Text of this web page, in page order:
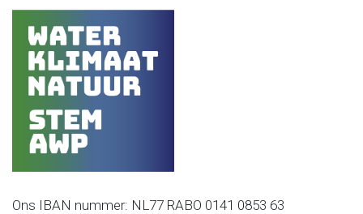
Ons IBAN nummer: NL77 RABO 0141 0853 63